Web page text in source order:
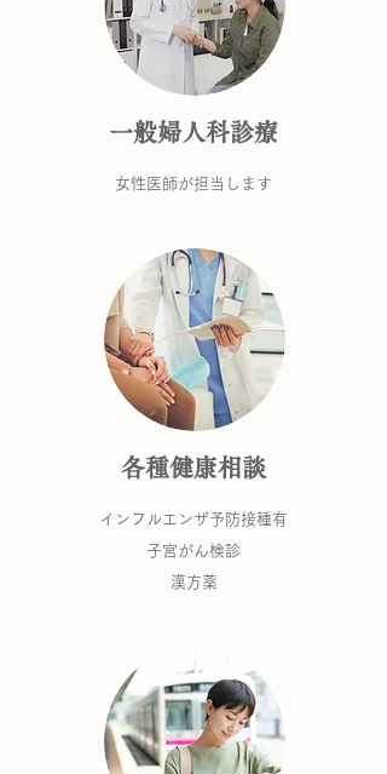
​一般婦人科診療
女性医師が担当します
各種健康相談
インフルエンザ予防接種有
子宮がん検診
漢方薬